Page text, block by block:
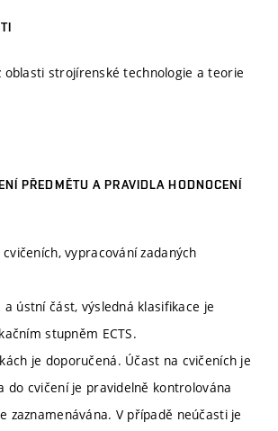
oblasti strojírenské technologie a teorie
PŘEDMĚTU A PRAVIDLA HODNOCENÍ
vypracování zadaných
a ústní část, výsledná klasifikace je
stupněm ECTS.
je doporučená. Účast na cvičeních je
do cvičení je pravidelně kontrolována
zaznamenávána. V případě neúčasti je